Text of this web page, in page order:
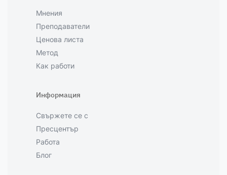
Мнения
Преподаватели
Ценова листа
Метод
Как работи
Информация
Свържете се с
Пресцентър
Работа
Блог